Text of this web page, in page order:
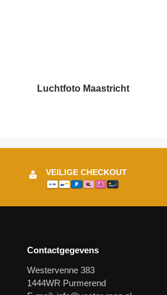
Luchtfoto Maastricht
VEILIGE CHECKOUT
Contactgegevens
Westervenne 383
1444WR Purmerend